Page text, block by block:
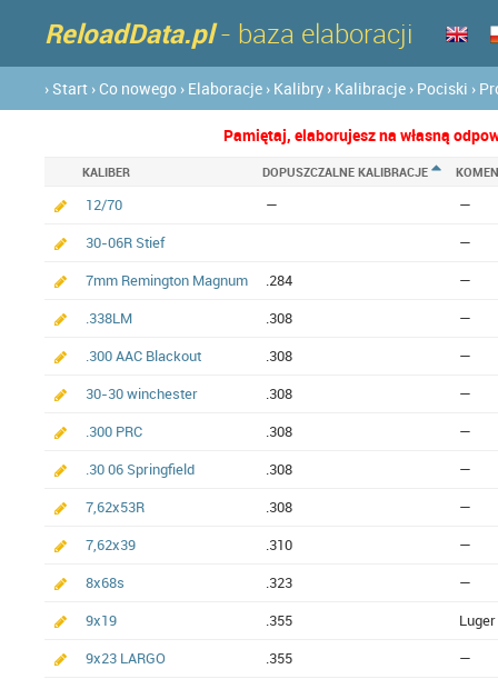
ReloadData.pl- baza elaboracji
› Start › Co nowego › Elaboracje › Kalibry › Kalibracje › Pociski ›
Pamiętaj, elaborujesz na własną
KALIBER DOPUSZCZALNE KALIBRACJE
12/70 —
—
30-06R Stief
—
7mm Remington Magnum
.284
—
.338LM
.308
—
.300 AAC Blackout
.308
—
30-30 winchester
.308
—
.300 PRC
.308
—
.30 06 Springfield
.308
—
7,62x53R
.308
—
7,62x39
.310
—
8x68s
.323
—
9x19
.355
Luger
9x23 LARGO
.355
—